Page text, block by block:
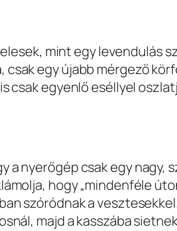
mint egy levendulás
csak egy újabb mérgező
egyenlő eséllyel
nyerőgép csak egy nagy,
hogy „mindenféle
szóródnak a
majd a kasszába